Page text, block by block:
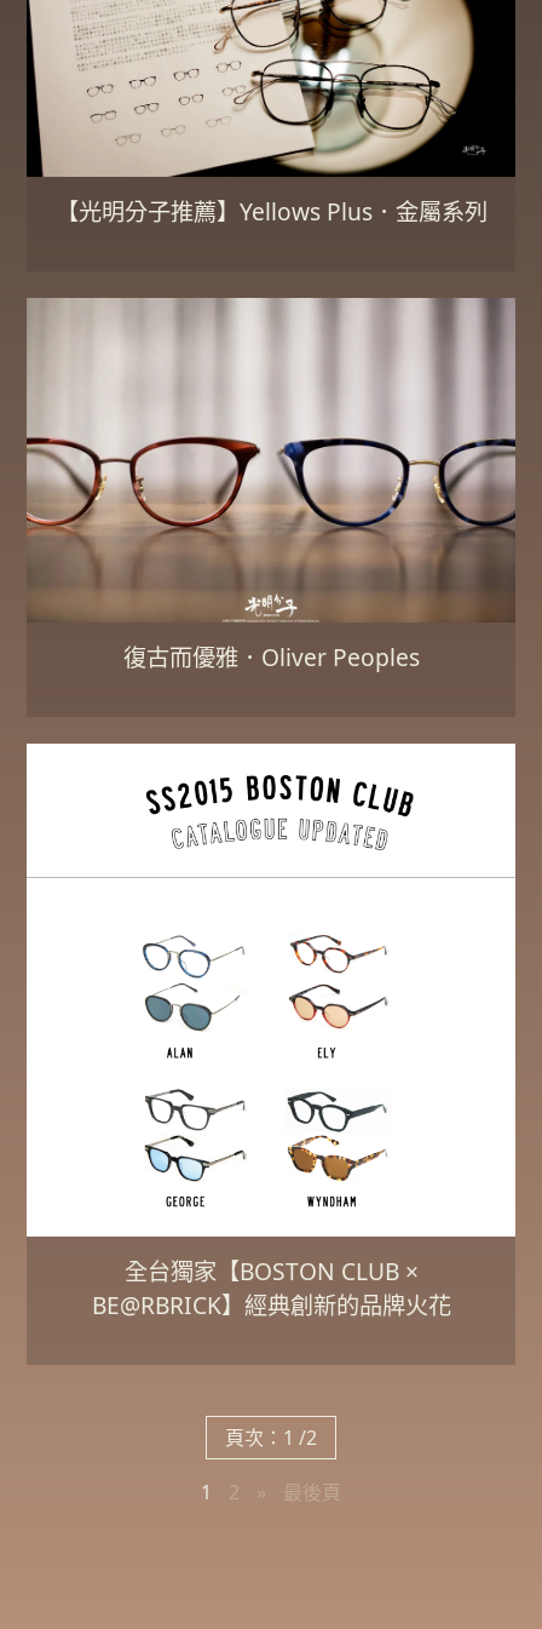
【光明分子推薦】Yellows Plus．金屬系列
復古而優雅．Oliver Peoples
全台獨家【BOSTON CLUB ×
BE@RBRICK】經典創新的品牌火花
頁次：1 /2
1 2 » 最後頁